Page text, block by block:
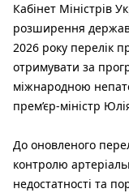
Кабінет Міністрів
розширення
2026 року перелік
отримувати за
міжнародною
прем’єр-міністр
До оновленого
контролю
недостатності та